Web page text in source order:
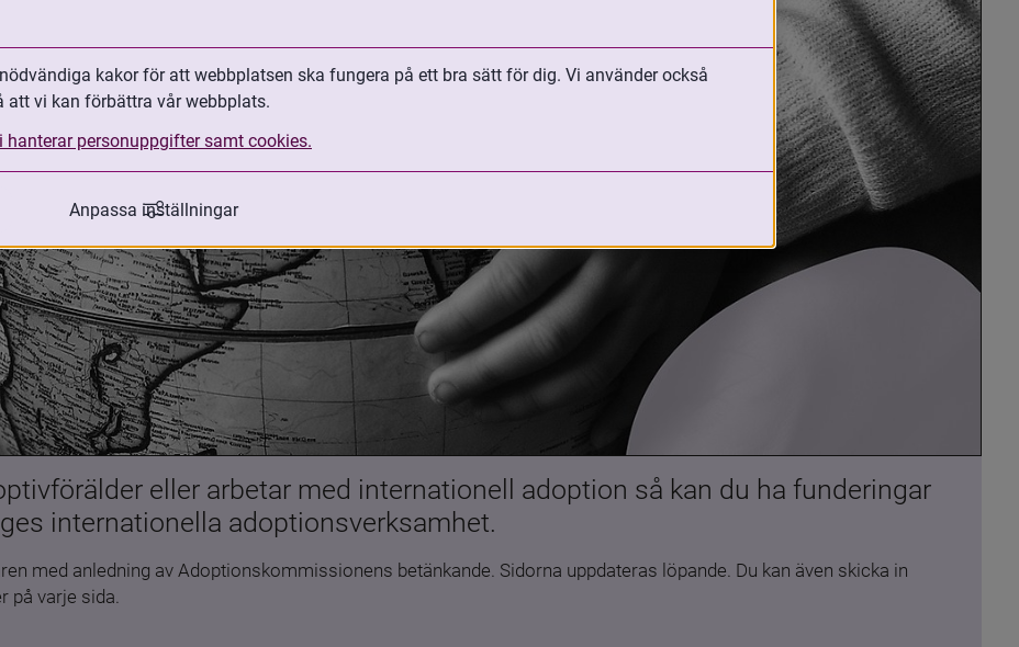
eller arbetar med internationell adoption så kan du ha funderingar
internationella adoptionsverksamhet.
med anledning av Adoptionskommissionens betänkande. Sidorna uppdateras löpande. Du kan även skicka in
på varje sida.
kakor för att webbplatsen ska fungera på ett bra sätt för dig. Vi använder också
att vi kan förbättra vår webbplats.
hanterar personuppgifter samt cookies.
Anpassa inställningar